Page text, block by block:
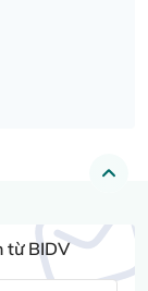
từ BIDV